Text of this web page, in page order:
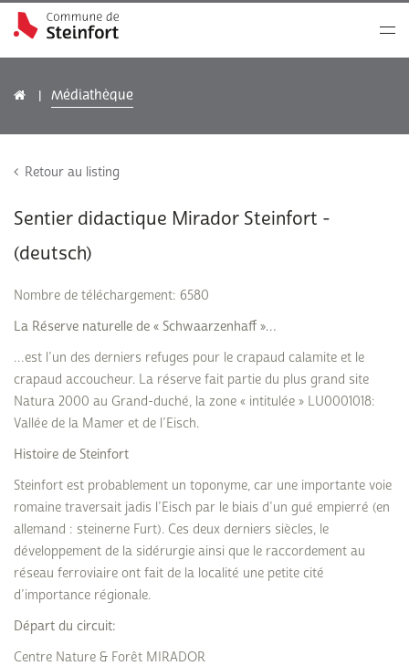
Médiathèque
Retour au listing
Sentier didactique Mirador Steinfort -
(deutsch)
Nombre de téléchargement: 6580
La Réserve naturelle de « Schwaarzenhaff »…
…est l’un des derniers refuges pour le crapaud calamite et le
crapaud accoucheur. La réserve fait partie du plus grand site
Natura 2000 au Grand-duché, la zone « intitulée » LU0001018:
Vallée de la Mamer et de l’Eisch.
Histoire de Steinfort
Steinfort est probablement un toponyme, car une importante voie
romaine traversait jadis l’Eisch par le biais d’un gué empierré (en
allemand : steinerne Furt). Ces deux derniers siècles, le
développement de la sidérurgie ainsi que le raccordement au
réseau ferroviaire ont fait de la localité une petite cité
d’importance régionale.
Départ du circuit:
Centre Nature & Forêt MIRADOR